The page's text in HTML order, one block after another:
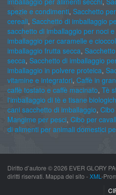
spezie e condimenti, Sacchetto
cereali, Sacchetto di imballaggio
sacchetto di imballaggio per noci
imballaggio per caramelle e
imballaggio frutta secca,
secca, Sacchetto di imballaggio
imballaggio in polvere proteica,
vitamine e integratori, Caffè in
caffè tostato e caffè macinato, Tè
l'imballaggio di tè e tisane
cani sacchetto di imballaggio,
Mangime per pesci, Cibo per
di alimenti per animali domestici
Diritto d’autore ©2026 EVER GLORY
diritti riservati. Mappa del sito -XML -